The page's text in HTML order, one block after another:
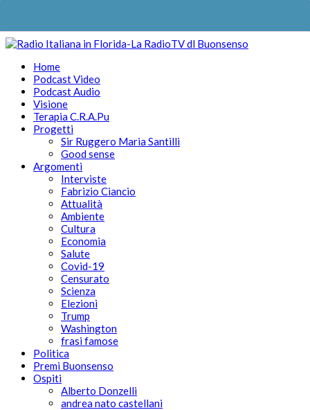
Home
Podcast Video
Podcast Audio
Visione
Terapia C.R.A.Pu
Progetti
Sir Ruggero Maria Santilli
Good sense
Argomenti
Interviste
Fabrizio Ciancio
Attualità
Ambiente
Cultura
Economia
Salute
Covid-19
Censurato
Scienza
Elezioni
Trump
Washington
frasi famose
Politica
Premi Buonsenso
Ospiti
Alberto Donzelli
andrea nato castellani